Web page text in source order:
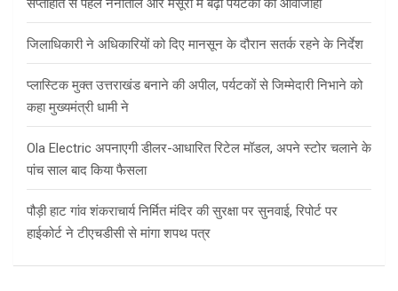
जिलाधिकारी ने अधिकारियों को दिए मानसून के दौरान सतर्क रहने के निर्देश
प्लास्टिक मुक्त उत्तराखंड बनाने की अपील, पर्यटकों से जिम्मेदारी निभाने को
कहा मुख्यमंत्री धामी ने
Ola Electric अपनाएगी डीलर-आधारित रिटेल मॉडल, अपने स्टोर चलाने के
पांच साल बाद किया फैसला
पौड़ी हाट गांव शंकराचार्य निर्मित मंदिर की सुरक्षा पर सुनवाई, रिपोर्ट पर
हाईकोर्ट ने टीएचडीसी से मांगा शपथ पत्र